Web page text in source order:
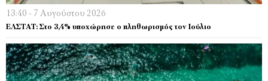
13:40 - 7 Αυγούστου 2026
EΛΣΤΑΤ: Στο 3,4% υποχώρησε ο πληθωρισμός τον Ιούλιο